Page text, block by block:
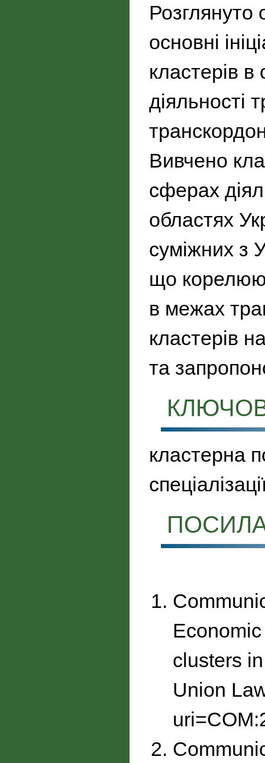
Розглянуто
основні
кластерів
діяльності
Вивчено
сферах
областях
суміжних з
що
в межах
кластерів
та
кластерна
clusters
Union